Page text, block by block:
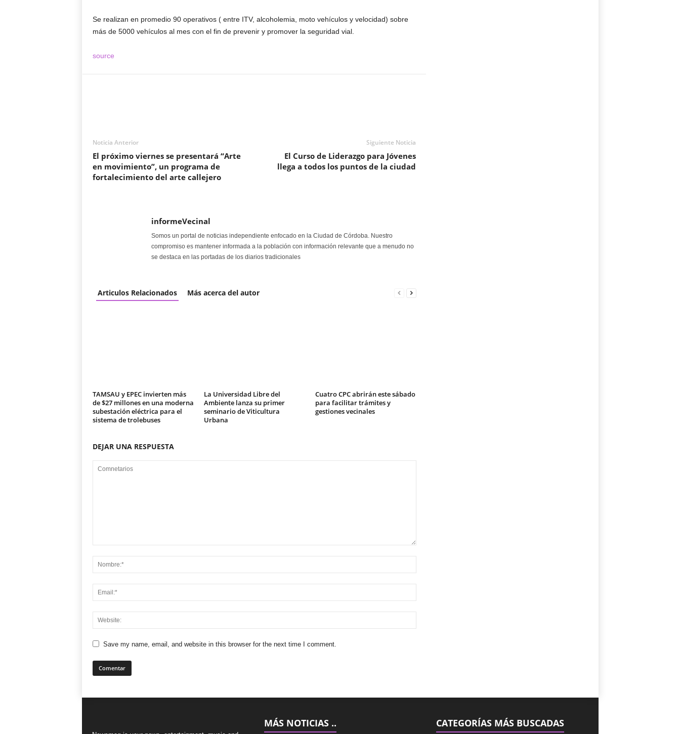
Se realizan en promedio 90 operativos ( entre ITV, alcoholemia, moto vehículos y velocidad) sobre
más de 5000 vehículos al mes con el fin de prevenir y promover la seguridad vial.
source
Noticia Anterior
El próximo viernes se presentará “Arte
en movimiento”, un programa de
fortalecimiento del arte callejero
Siguiente Noticia
El Curso de Liderazgo para Jóvenes
llega a todos los puntos de la ciudad
informeVecinal
Somos un portal de noticias independiente enfocado en la Ciudad de Córdoba. Nuestro
compromiso es mantener informada a la población con información relevante que a menudo no
se destaca en las portadas de los diarios tradicionales
Articulos Relacionados Más acerca del autor
TAMSAU y EPEC invierten más
de $27 millones en una moderna
subestación eléctrica para el
sistema de trolebuses
La Universidad Libre del
Ambiente lanza su primer
seminario de Viticultura
Urbana
Cuatro CPC abrirán este sábado
para facilitar trámites y
gestiones vecinales
DEJAR UNA RESPUESTA
Save my name, email, and website in this browser for the next time I comment.
MÁS NOTICIAS .. CATEGORÍAS MÁS BUSCADAS